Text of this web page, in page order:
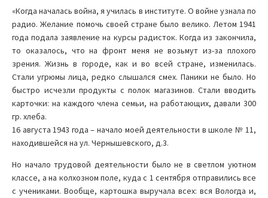
«Когда началась война, я училась в институте. О войне узнала по
радио. Желание помочь своей стране было велико. Летом 1941
года подала заявление на курсы радисток. Когда из закончила,
то оказалось, что на фронт меня не возьмут из-за плохого
зрения. Жизнь в городе, как и во всей стране, изменилась.
Стали угрюмы лица, редко слышался смех. Паники не было. Но
быстро исчезли продукты с полок магазинов. Стали вводить
карточки: на каждого члена семьи, на работающих, давали 300
гр. хлеба.
16 августа 1943 года – начало моей деятельности в школе № 11,
находившейся на ул. Чернышевского, д.3.
Но начало трудовой деятельности было не в светлом уютном
классе, а на колхозном поле, куда с 1 сентября отправились все
с учениками. Вообще, картошка выручала всех: вся Вологда и,